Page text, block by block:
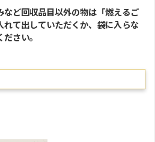
ど回収品目以外の物は「燃えるご
れて出していただくか、袋に入らな
さい。